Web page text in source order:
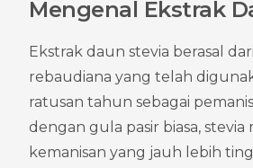
Mengenal Ekstrak
Ekstrak daun stevia berasal
rebaudiana yang telah
ratusan tahun sebagai
dengan gula pasir biasa,
kemanisan yang jauh lebih